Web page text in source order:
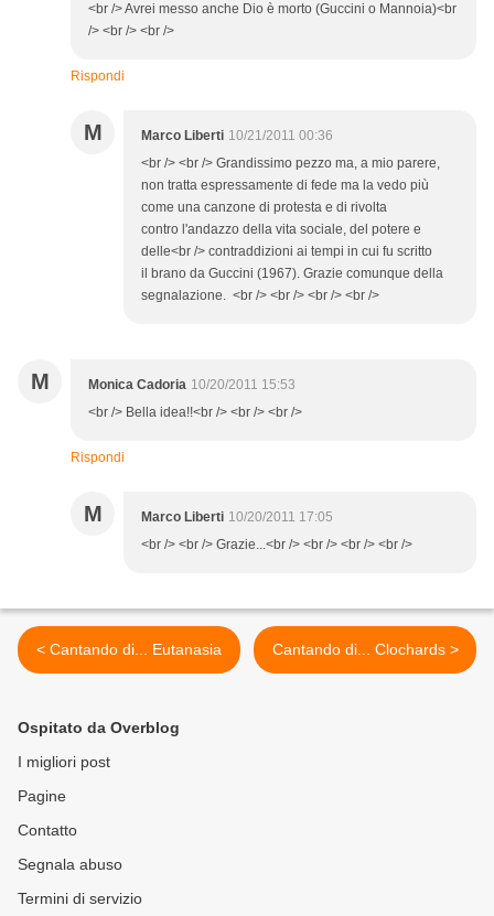
<br /> Avrei messo anche Dio è morto (Guccini o Mannoia)<br
/> <br /> <br />
Rispondi
M Marco Liberti 10/21/2011 00:36
<br /> <br /> Grandissimo pezzo ma, a mio parere,
non tratta espressamente di fede ma la vedo più
come una canzone di protesta e di rivolta
contro l'andazzo della vita sociale, del potere e
delle<br /> contraddizioni ai tempi in cui fu scritto
il brano da Guccini (1967). Grazie comunque della
segnalazione. <br /> <br /> <br /> <br />
M Monica Cadoria 10/20/2011 15:53
<br /> Bella idea!!<br /> <br /> <br />
Rispondi
M Marco Liberti 10/20/2011 17:05
<br /> <br /> Grazie...<br /> <br /> <br /> <br />
< Cantando di... Eutanasia Cantando di... Clochards >
Ospitato da Overblog
I migliori post
Pagine
Contatto
Segnala abuso
Termini di servizio